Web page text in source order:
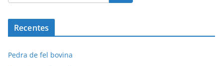
Recentes
Pedra de fel bovina